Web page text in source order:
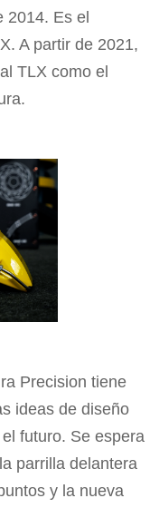
2014. Es el
A partir de 2021,
TLX como el
Precision tiene
ideas de diseño
futuro. Se espera
parrilla delantera
y la nueva